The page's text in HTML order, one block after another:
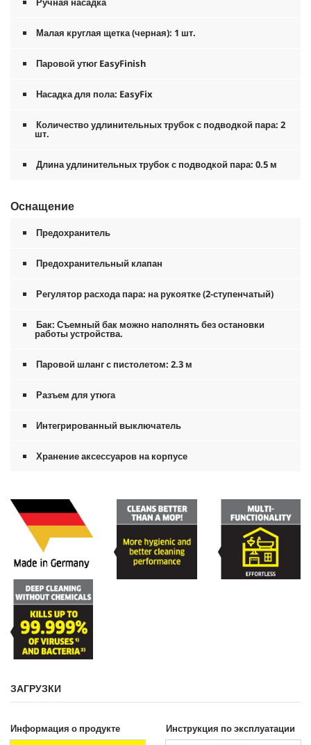
Малая круглая щетка (черная): 1 шт.
Паровой утюг EasyFinish
Насадка для пола: EasyFix
Количество удлинительных трубок с подводкой пара: 2
шт.
Длина удлинительных трубок с подводкой пара: 0.5 м
Оснащение
Предохранитель
Предохранительный клапан
Регулятор расхода пара: на рукоятке (2-ступенчатый)
Бак: Съемный бак можно наполнять без остановки
работы устройства.
Паровой шланг с пистолетом: 2.3 м
Разъем для утюга
Интегрированный выключатель
Хранение аксессуаров на корпусе
ЗАГРУЗКИ
Информация о продукте Инструкция по эксплуатации